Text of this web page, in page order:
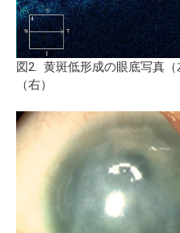
図2. 黄斑低形成の眼底写真
（右）